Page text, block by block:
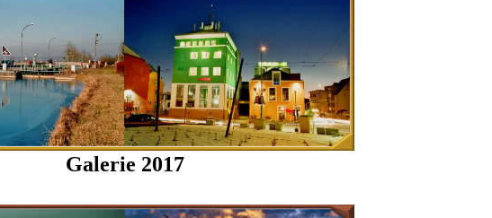
Galerie 2017